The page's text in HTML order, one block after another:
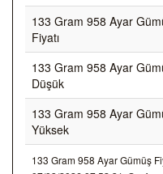
133 Gram 958 Ayar
Fiyatı
133 Gram 958 Ayar
Düşük
133 Gram 958 Ayar
Yüksek
133 Gram 958 Ayar Gümüş